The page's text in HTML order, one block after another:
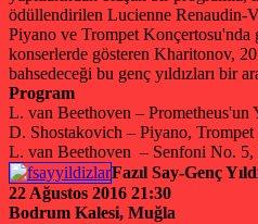
ödüllendirilen Lucienne Renaudin-
Piyano ve Trompet Konçertosu'nda
konserlerde gösteren Kharitonov,
bahsedeceği bu genç yıldızları bir
Program
L. van Beethoven – Prometheus'un
D. Shostakovich – Piyano,
L. van Beethoven – Senfoni No.
Fazıl Say-Genç
22 Ağustos 2016 21:30
Bodrum Kalesi, Muğla